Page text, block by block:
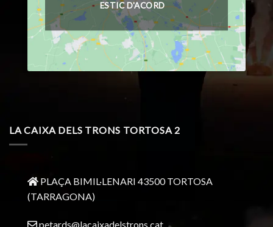
ESTIC D'ACORD
LA CAIXA DELS TRONS TORTOSA 2
PLAÇA BIMIL·LENARI 43500 TORTOSA
(TARRAGONA)
petards@lacaixadelstrons.cat